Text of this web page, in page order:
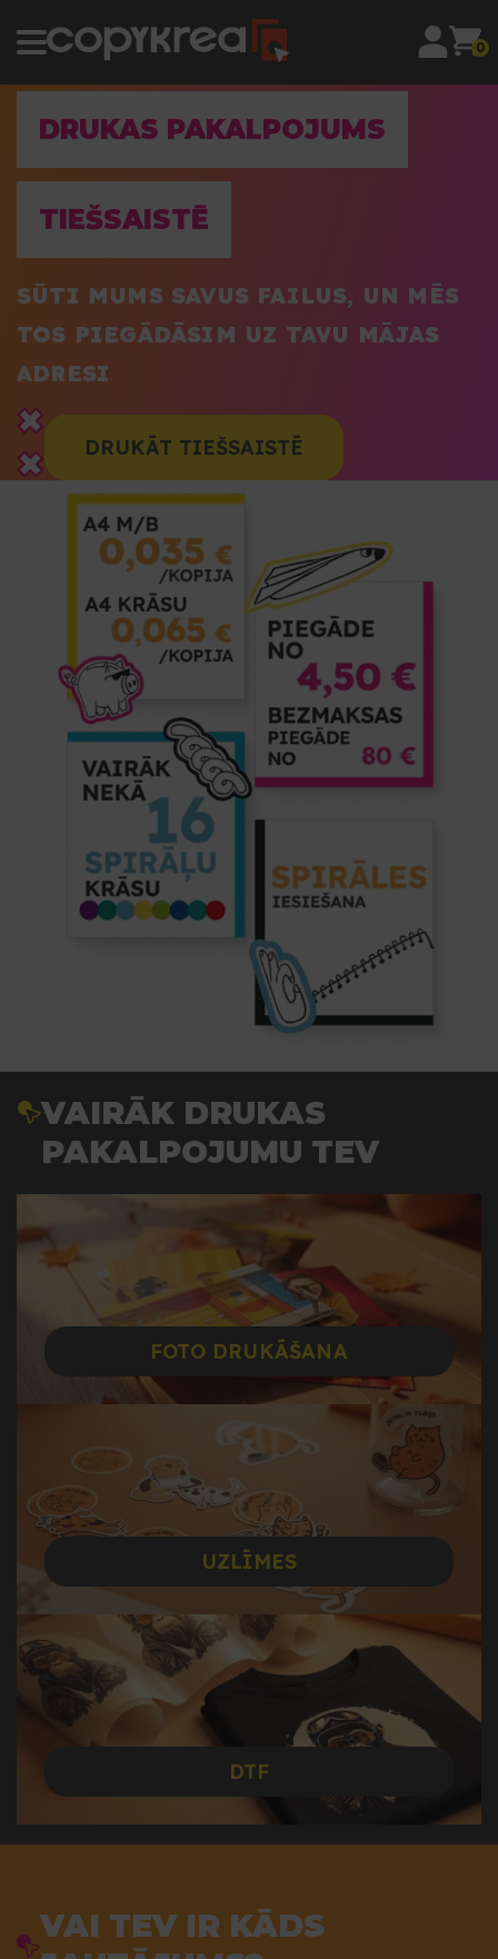
0
DRUKAS PAKALPOJUMS
TIEŠSAISTĒ
SŪTI MUMS SAVUS FAILUS, UN MĒS
TOS PIEGĀDĀSIM UZ TAVU MĀJAS
ADRESI
DRUKĀT TIEŠSAISTĒ
VAIRĀK DRUKAS
PAKALPOJUMU TEV
FOTO DRUKĀŠANA
UZLĪMES
DTF
VAI TEV IR KĀDS